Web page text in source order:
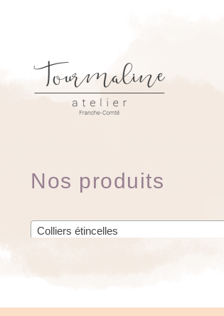
Nos produits
Colliers étincelles